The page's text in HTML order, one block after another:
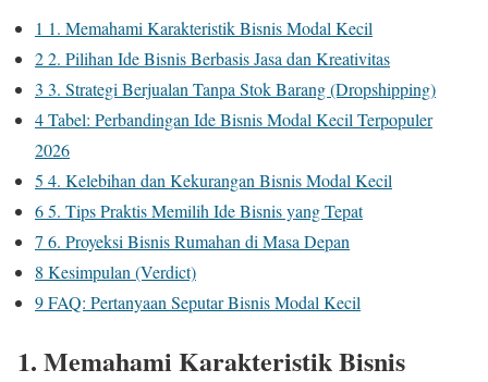
1 1. Memahami Karakteristik Bisnis Modal Kecil
22. Pilihan Ide Bisnis Berbasis Jasa dan Kreativitas
3 3. Strategi Berjualan Tanpa Stok Barang (Dropshipping)
4Tabel: Perbandingan Ide Bisnis Modal Kecil Terpopuler
2026
5 4. Kelebihan dan Kekurangan Bisnis Modal Kecil
65. Tips Praktis Memilih Ide Bisnis yang Tepat
7 6. Proyeksi Bisnis Rumahan di Masa Depan
8 Kesimpulan (Verdict)
9FAQ: Pertanyaan Seputar Bisnis Modal Kecil
1. Memahami Karakteristik Bisnis